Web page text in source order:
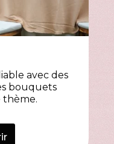
avec des
bouquets
thème.